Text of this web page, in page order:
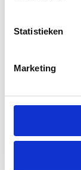
Statistieken
Marketing